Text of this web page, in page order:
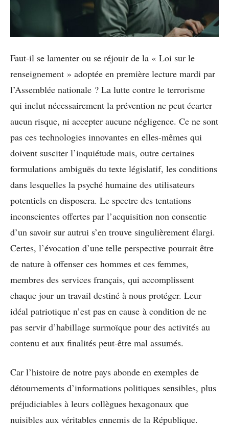
Faut-il se lamenter ou se réjouir de la « Loi sur le
renseignement » adoptée en première lecture mardi par
l’Assemblée nationale ? La lutte contre le terrorisme
qui inclut nécessairement la prévention ne peut écarter
aucun risque, ni accepter aucune négligence. Ce ne sont
pas ces technologies innovantes en elles-mêmes qui
doivent susciter l’inquiétude mais, outre certaines
formulations ambiguës du texte législatif, les conditions
dans lesquelles la psyché humaine des utilisateurs
potentiels en disposera. Le spectre des tentations
inconscientes offertes par l’acquisition non consentie
d’un savoir sur autrui s’en trouve singulièrement élargi.
Certes, l’évocation d’une telle perspective pourrait être
de nature à offenser ces hommes et ces femmes,
membres des services français, qui accomplissent
chaque jour un travail destiné à nous protéger. Leur
idéal patriotique n’est pas en cause à condition de ne
pas servir d’habillage surmoïque pour des activités au
contenu et aux finalités peut-être mal assumés.
Car l’histoire de notre pays abonde en exemples de
détournements d’informations politiques sensibles, plus
préjudiciables à leurs collègues hexagonaux que
nuisibles aux véritables ennemis de la République.